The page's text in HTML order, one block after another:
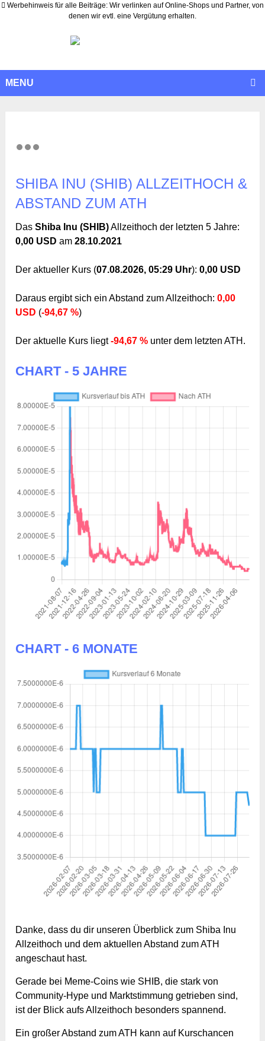
Werbehinweis für alle Beiträge: Wir verlinken auf Online-Shops und Partner, von
denen wir evtl. eine Vergütung erhalten.
MENU
SHIBA INU (SHIB) ALLZEITHOCH &
ABSTAND ZUM ATH
DasShiba Inu (SHIB)Allzeithoch der letzten 5 Jahre:
0,00 USD am28.10.2021
Der aktueller Kurs (07.08.2026, 05:29 Uhr):0,00 USD
Daraus ergibt sich ein Abstand zum Allzeithoch:0,00
USD (-94,67 %)
Der aktuelle Kurs liegt-94,67 % unter dem letzten ATH.
CHART - 5 JAHRE
CHART - 6 MONATE
Danke, dass du dir unseren Überblick zum Shiba Inu
Allzeithoch und dem aktuellen Abstand zum ATH
angeschaut hast.
Gerade bei Meme-Coins wie SHIB, die stark von
Community-Hype und Marktstimmung getrieben sind,
ist der Blick aufs Allzeithoch besonders spannend.
Ein großer Abstand zum ATH kann auf Kurschancen